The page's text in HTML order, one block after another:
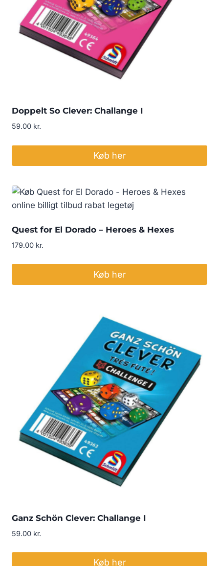
Doppelt So Clever: Challange I
59.00 kr.
Køb her
Quest for El Dorado – Heroes & Hexes
179.00 kr.
Køb her
Ganz Schön Clever: Challange I
59.00 kr.
Køb her